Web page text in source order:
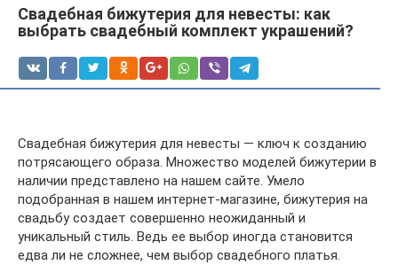
Свадебная бижутерия для невесты: как
выбрать свадебный комплект украшений?
Свадебная бижутерия для невесты — ключ к созданию
потрясающего образа. Множество моделей бижутерии в
наличии представлено на нашем сайте. Умело
подобранная в нашем интернет-магазине, бижутерия на
свадьбу создает совершенно неожиданный и
уникальный стиль. Ведь ее выбор иногда становится
едва ли не сложнее, чем выбор свадебного платья.